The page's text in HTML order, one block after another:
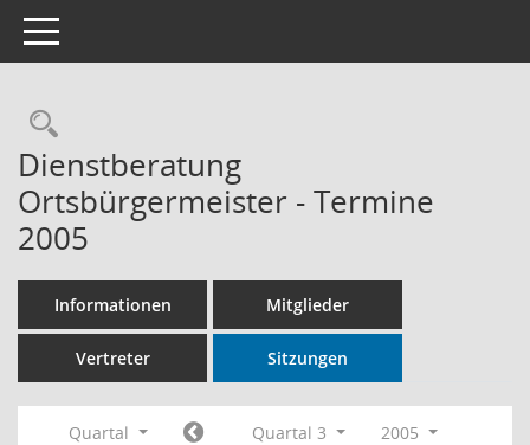
Toggle navigation
Rechercheauswahl
Dienstberatung
Ortsbürgermeister - Termine
2005
Informationen Mitglieder
Vertreter Sitzungen
Quartal Quartal 3
2005